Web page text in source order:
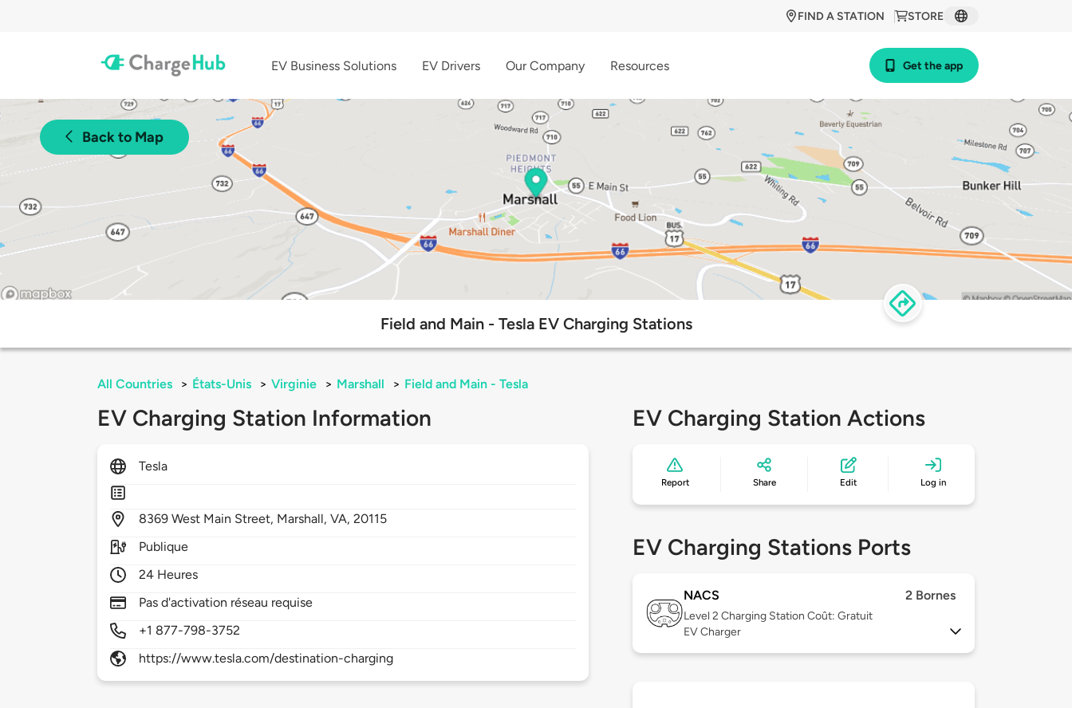
STORE
FIND A STATION
EV Business Solutions EV Drivers Our Company Resources Get the app
Back to Map
Field and Main - Tesla EV Charging Stations
All Countries > États-Unis > Virginie > Marshall > Field and Main - Tesla
EV Charging Station Information
Tesla
8369West Main Street, Marshall,VA,20115
Publique
24 Heures
Pas d'activation réseau requise
+1 877-798-3752
https://www.tesla.com/destination-charging
EV Charging Station Actions
Report Share Edit Log in
EV Charging Stations Ports
NACS 2 Bornes
Level 2 Charging Station Coût: Gratuit
EV Charger